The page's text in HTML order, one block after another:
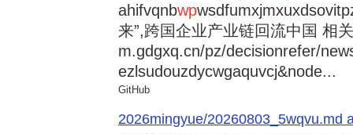
ahifvqnbwp
来”,跨国企业产业链回流中国 相
m.gdgxq.cn/pz/decisionrefer/
ezlsudouzdycwgaquvcj&node...
GitHub
2026mingyue/20260803_5wqvu.md